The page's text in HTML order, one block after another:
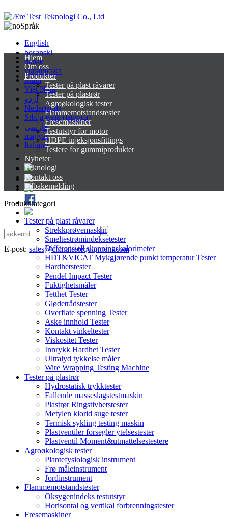
Språk
English
bosanski
dansk
українська
Malti
Việt Nam
اردو
Nederlands
Srbija jezik (latinica)
فارسی
magyar
Italiano
E-post: sales@chinatestequipment.com
Hjem
Om oss
Produkter
Tester på plast råvarer
Tester på plastrør
Agroøkologisk tester
Flammemotstandstester
Fresemaskiner
Testutstyr for motor
HDPE injeksjonsfittings
Testere for gummiprodukter
Nyheter
Teknologi
Kontakt oss
Tilbakemelding
Produktkategori
Tester på plast råvarer
Strekkprøvemaskin
Smeltestrømindeksetester
Differensiell skanningskalorimeter
HDT&VICAT Mykgjørende punkt temperatur Tester
Hardhetstester
Pendel Impact Tester
Fuktighetsmåler
Tetthet Tester
Glødetrådstester
Overflate spenning Tester
Aske innhold Tester
Kontakt vinkeltester
Viskositet Tester
Innrykk Hardhet Tester
Ultralyd tykkelse måler
Wire Wrapping Testing Machine
Tester på plastrør
Hydrostatisk trykktester
Fallende masseslagstestmaskin
Plastrør Ringstivhetstester
Metylen klorid suge tester
Termisk sykling testing maskin
Plastventiler forsegler ytelsestester
Plastventil Moment&utmattelsestestere
Agroøkologisk tester
Plantefysiologisk instrument
Frø måleinstrument
Jordinstrument
Flammemotstandstester
Oksygenindeks testutstyr
Horisontal og vertikal forbrenningstester
Fresemaskiner